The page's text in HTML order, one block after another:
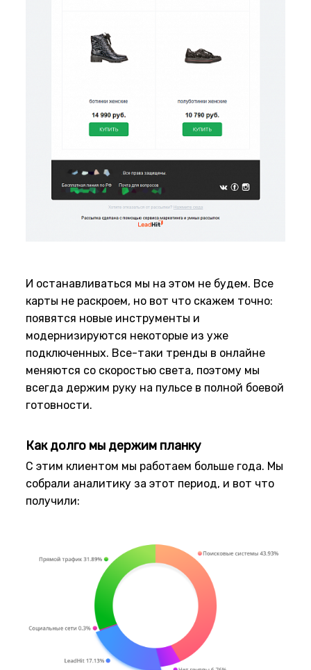
И останавливаться мы на этом не будем. Все
карты не раскроем, но вот что скажем точно:
появятся новые инструменты и
модернизируются некоторые из уже
подключенных. Все-таки тренды в онлайне
меняются со скоростью света, поэтому мы
всегда держим руку на пульсе в полной боевой
готовности.
Как долго мы держим планку
С этим клиентом мы работаем больше года. Мы
собрали аналитику за этот период, и вот что
получили: